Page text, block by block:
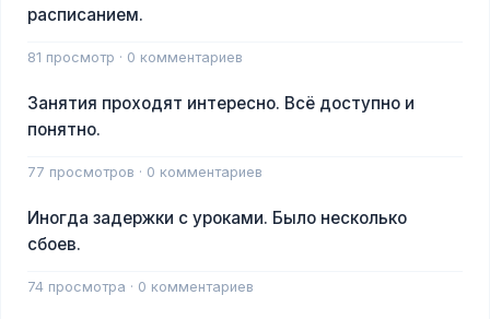
расписанием.
81 просмотр · 0 комментариев
Занятия проходят интересно. Всё доступно и
понятно.
77 просмотров · 0 комментариев
Иногда задержки с уроками. Было несколько
сбоев.
74 просмотра · 0 комментариев